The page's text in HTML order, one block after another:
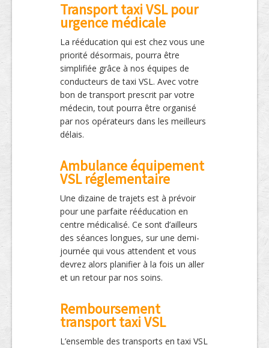
Transport taxi VSL pour
urgence médicale
La rééducation qui est chez vous une
priorité désormais, pourra être
simplifiée grâce à nos équipes de
conducteurs de taxi VSL. Avec votre
bon de transport prescrit par votre
médecin, tout pourra être organisé
par nos opérateurs dans les meilleurs
délais.
Ambulance équipement
VSL réglementaire
Une dizaine de trajets est à prévoir
pour une parfaite rééducation en
centre médicalisé. Ce sont d’ailleurs
des séances longues, sur une demi-
journée qui vous attendent et vous
devrez alors planifier à la fois un aller
et un retour par nos soins.
Remboursement
transport taxi VSL
L’ensemble des transports en taxi VSL